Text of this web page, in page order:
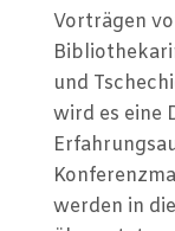
Vorträgen
und
wird es eine
werden in